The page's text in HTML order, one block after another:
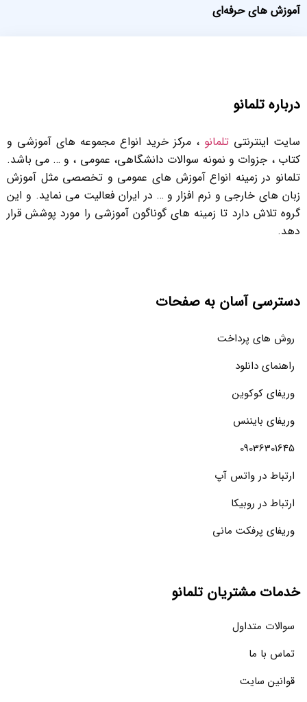
آموزش های حرفه‌ای
درباره تلمانو
سایت اینترنتی تلمانو ، مرکز خرید انواع مجموعه های آموزشی و
کتاب ، جزوات و نمونه سوالات دانشگاهی، عمومی ، و … می باشد.
تلمانو در زمینه انواع آموزش های عمومی و تخصصی مثل آموزش
زبان های خارجی و نرم افزار و … در ایران فعالیت می نماید. و این
گروه تلاش دارد تا زمینه های گوناگون آموزشی را مورد پوشش قرار
دهد.
دسترسی آسان به صفحات
روش های پرداخت
راهنمای دانلود
وریفای کوکوین
وریفای بایننس
09036301645
ارتباط در واتس آپ
ارتباط در روبیکا
وریفای پرفکت مانی
خدمات مشتریان تلمانو
سوالات متداول
تماس با ما
قوانین سایت